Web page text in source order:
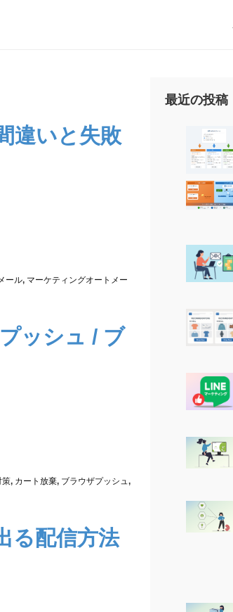
違いと失敗
ール, マーケティングオートメー
ッシュ / ブ
策, カート放棄, ブラウザプッシュ,
る配信方法
最近の投稿